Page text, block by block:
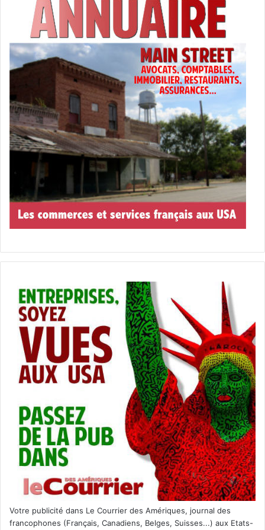
Votre publicité dans Le Courrier des Amériques, journal des
francophones (Français, Canadiens, Belges, Suisses...) aux Etats-